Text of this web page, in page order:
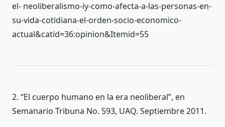
el- neoliberalismo-iy-como-afecta-a-las-personas-en-
su-vida-cotidiana-el-orden-socio-economico-
actual&catid=36:opinion&Itemid=55
2. “El cuerpo humano en la era neoliberal”, en
Semanario Tribuna No. 593, UAQ. Septiembre 2011.